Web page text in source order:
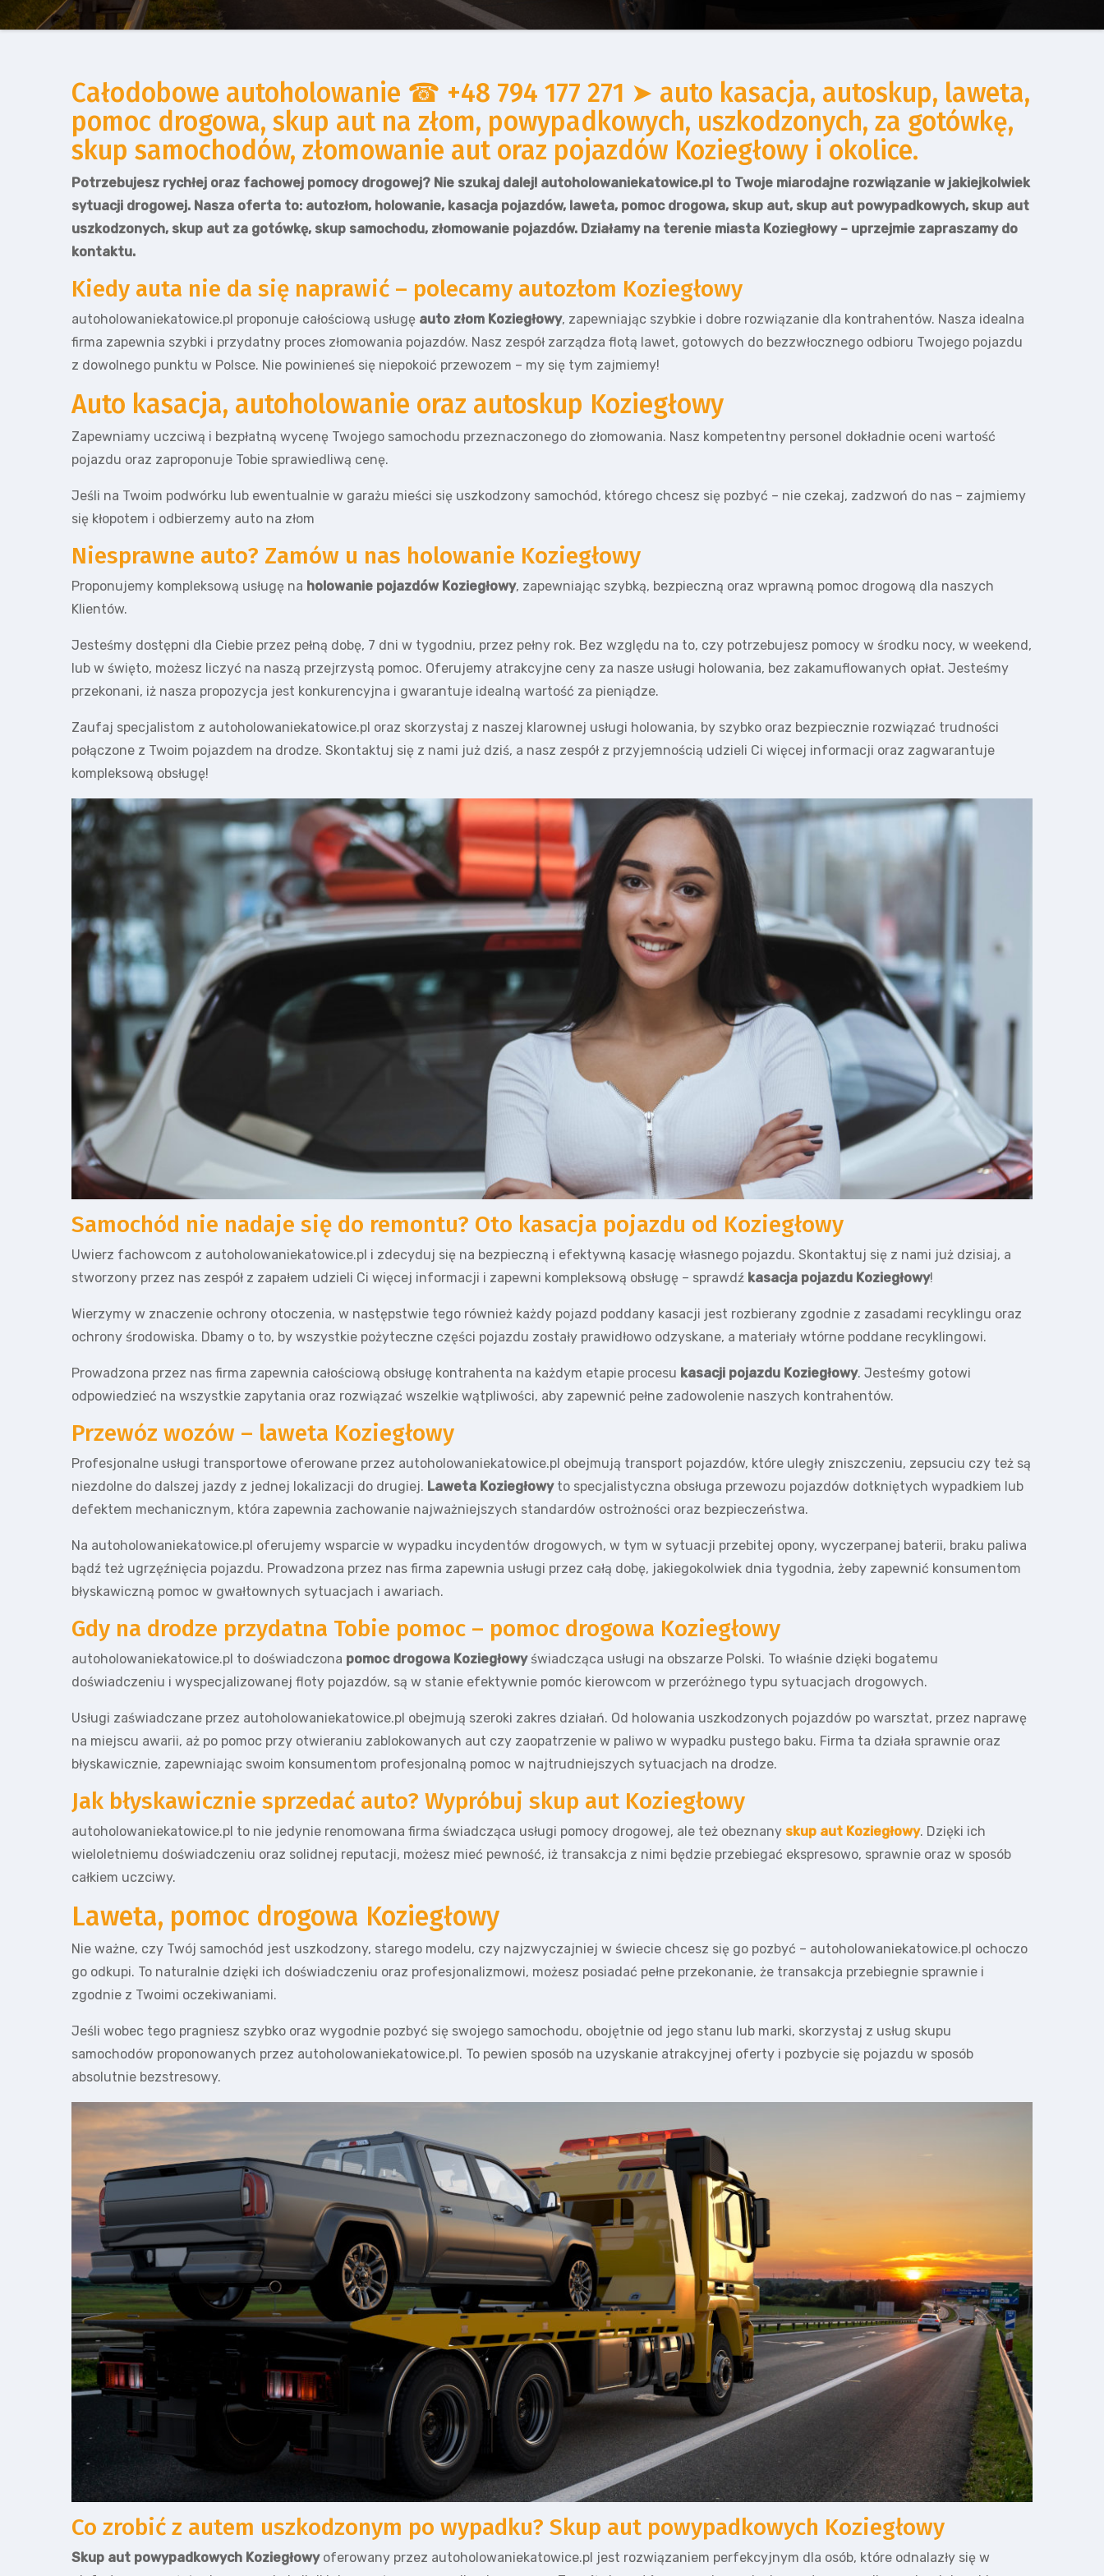
Całodobowe autoholowanie ☎ +48 794 177 271 ➤ auto kasacja, autoskup, laweta,
pomoc drogowa, skup aut na złom, powypadkowych, uszkodzonych, za gotówkę,
skup samochodów, złomowanie aut oraz pojazdów Koziegłowy i okolice.
Potrzebujesz rychłej oraz fachowej pomocy drogowej? Nie szukaj dalej! autoholowaniekatowice.pl to Twoje miarodajne rozwiązanie w jakiejkolwiek
sytuacji drogowej. Nasza oferta to: autozłom, holowanie, kasacja pojazdów, laweta, pomoc drogowa, skup aut, skup aut powypadkowych, skup aut
uszkodzonych, skup aut za gotówkę, skup samochodu, złomowanie pojazdów. Działamy na terenie miasta Koziegłowy – uprzejmie zapraszamy do
kontaktu.
Kiedy auta nie da się naprawić – polecamy autozłom Koziegłowy
autoholowaniekatowice.pl proponuje całościową usługę auto złom Koziegłowy, zapewniając szybkie i dobre rozwiązanie dla kontrahentów. Nasza idealna
firma zapewnia szybki i przydatny proces złomowania pojazdów. Nasz zespół zarządza flotą lawet, gotowych do bezzwłocznego odbioru Twojego pojazdu
z dowolnego punktu w Polsce. Nie powinieneś się niepokoić przewozem – my się tym zajmiemy!
Auto kasacja, autoholowanie oraz autoskup Koziegłowy
Zapewniamy uczciwą i bezpłatną wycenę Twojego samochodu przeznaczonego do złomowania. Nasz kompetentny personel dokładnie oceni wartość
pojazdu oraz zaproponuje Tobie sprawiedliwą cenę.
Jeśli na Twoim podwórku lub ewentualnie w garażu mieści się uszkodzony samochód, którego chcesz się pozbyć – nie czekaj, zadzwoń do nas – zajmiemy
się kłopotem i odbierzemy auto na złom
Niesprawne auto? Zamów u nas holowanie Koziegłowy
Proponujemy kompleksową usługę na holowanie pojazdów Koziegłowy, zapewniając szybką, bezpieczną oraz wprawną pomoc drogową dla naszych
Klientów.
Jesteśmy dostępni dla Ciebie przez pełną dobę, 7 dni w tygodniu, przez pełny rok. Bez względu na to, czy potrzebujesz pomocy w środku nocy, w weekend,
lub w święto, możesz liczyć na naszą przejrzystą pomoc. Oferujemy atrakcyjne ceny za nasze usługi holowania, bez zakamuflowanych opłat. Jesteśmy
przekonani, iż nasza propozycja jest konkurencyjna i gwarantuje idealną wartość za pieniądze.
Zaufaj specjalistom z autoholowaniekatowice.pl oraz skorzystaj z naszej klarownej usługi holowania, by szybko oraz bezpiecznie rozwiązać trudności
połączone z Twoim pojazdem na drodze. Skontaktuj się z nami już dziś, a nasz zespół z przyjemnością udzieli Ci więcej informacji oraz zagwarantuje
kompleksową obsługę!
Samochód nie nadaje się do remontu? Oto kasacja pojazdu od Koziegłowy
Uwierz fachowcom z autoholowaniekatowice.pl i zdecyduj się na bezpieczną i efektywną kasację własnego pojazdu. Skontaktuj się z nami już dzisiaj, a
stworzony przez nas zespół z zapałem udzieli Ci więcej informacji i zapewni kompleksową obsługę – sprawdź kasacja pojazdu Koziegłowy!
Wierzymy w znaczenie ochrony otoczenia, w następstwie tego również każdy pojazd poddany kasacji jest rozbierany zgodnie z zasadami recyklingu oraz
ochrony środowiska. Dbamy o to, by wszystkie pożyteczne części pojazdu zostały prawidłowo odzyskane, a materiały wtórne poddane recyklingowi.
Prowadzona przez nas firma zapewnia całościową obsługę kontrahenta na każdym etapie procesu kasacji pojazdu Koziegłowy. Jesteśmy gotowi
odpowiedzieć na wszystkie zapytania oraz rozwiązać wszelkie wątpliwości, aby zapewnić pełne zadowolenie naszych kontrahentów.
Przewóz wozów – laweta Koziegłowy
Profesjonalne usługi transportowe oferowane przez autoholowaniekatowice.pl obejmują transport pojazdów, które uległy zniszczeniu, zepsuciu czy też są
niezdolne do dalszej jazdy z jednej lokalizacji do drugiej. Laweta Koziegłowyto specjalistyczna obsługa przewozu pojazdów dotkniętych wypadkiem lub
defektem mechanicznym, która zapewnia zachowanie najważniejszych standardów ostrożności oraz bezpieczeństwa.
Na autoholowaniekatowice.pl oferujemy wsparcie w wypadku incydentów drogowych, w tym w sytuacji przebitej opony, wyczerpanej baterii, braku paliwa
bądź też ugrzęźnięcia pojazdu. Prowadzona przez nas firma zapewnia usługi przez całą dobę, jakiegokolwiek dnia tygodnia, żeby zapewnić konsumentom
błyskawiczną pomoc w gwałtownych sytuacjach i awariach.
Gdy na drodze przydatna Tobie pomoc – pomoc drogowa Koziegłowy
autoholowaniekatowice.pl to doświadczona pomoc drogowa Koziegłowyświadcząca usługi na obszarze Polski. To właśnie dzięki bogatemu
doświadczeniu i wyspecjalizowanej floty pojazdów, są w stanie efektywnie pomóc kierowcom w przeróżnego typu sytuacjach drogowych.
Usługi zaświadczane przez autoholowaniekatowice.pl obejmują szeroki zakres działań. Od holowania uszkodzonych pojazdów po warsztat, przez naprawę
na miejscu awarii, aż po pomoc przy otwieraniu zablokowanych aut czy zaopatrzenie w paliwo w wypadku pustego baku. Firma ta działa sprawnie oraz
błyskawicznie, zapewniając swoim konsumentom profesjonalną pomoc w najtrudniejszych sytuacjach na drodze.
Jak błyskawicznie sprzedać auto? Wypróbuj skup aut Koziegłowy
autoholowaniekatowice.pl to nie jedynie renomowana firma świadcząca usługi pomocy drogowej, ale też obeznany skup aut Koziegłowy. Dzięki ich
wieloletniemu doświadczeniu oraz solidnej reputacji, możesz mieć pewność, iż transakcja z nimi będzie przebiegać ekspresowo, sprawnie oraz w sposób
całkiem uczciwy.
Laweta, pomoc drogowa Koziegłowy
Nie ważne, czy Twój samochód jest uszkodzony, starego modelu, czy najzwyczajniej w świecie chcesz się go pozbyć – autoholowaniekatowice.pl ochoczo
go odkupi. To naturalnie dzięki ich doświadczeniu oraz profesjonalizmowi, możesz posiadać pełne przekonanie, że transakcja przebiegnie sprawnie i
zgodnie z Twoimi oczekiwaniami.
Jeśli wobec tego pragniesz szybko oraz wygodnie pozbyć się swojego samochodu, obojętnie od jego stanu lub marki, skorzystaj z usług skupu
samochodów proponowanych przez autoholowaniekatowice.pl. To pewien sposób na uzyskanie atrakcyjnej oferty i pozbycie się pojazdu w sposób
absolutnie bezstresowy.
Co zrobić z autem uszkodzonym po wypadku? Skup aut powypadkowych Koziegłowy
Skup aut powypadkowych Koziegłowyoferowany przez autoholowaniekatowice.pl jest rozwiązaniem perfekcyjnym dla osób, które odnalazły się w